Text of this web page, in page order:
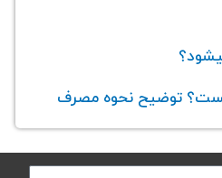
توضیح نحوه مصرف